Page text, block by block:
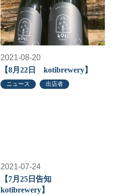
2021-08-20
【8月22日 kotibrewery】
ニュース 出店者
2021-07-24
【7月25日告知
kotibrewery】